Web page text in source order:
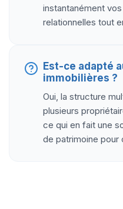
instantanément
relationnelles tout
Est-ce adapté
immobilières ?
Oui, la structure
plusieurs
ce qui en fait une
de patrimoine